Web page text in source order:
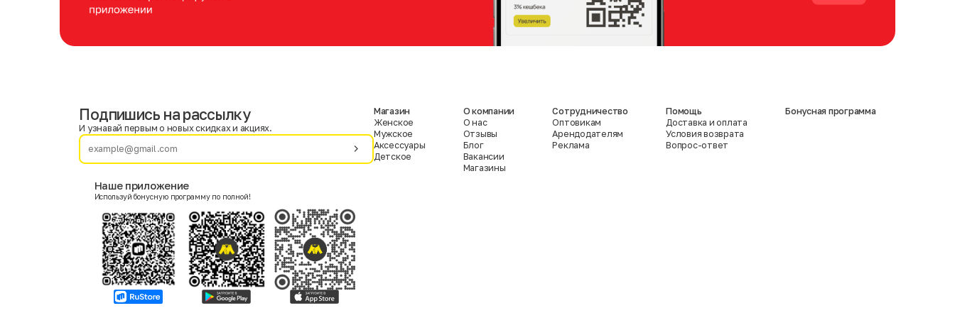
Фамилия
Женский
Согласие на получение чеков по электронной почте
Подпишись на рассылку
И узнавай первым о новых скидках и акциях.
Наше приложение
Используй бонусную программу по полной!
Магазин
Женское
Мужское
Аксессуары
Детское
О компании
О нас
Отзывы
Блог
Вакансии
Магазины
Сотрудничество
Оптовикам
Арендодателям
Реклама
Помощь
Доставка и оплата
Условия возврата
Вопрос-ответ
Бонусная программа